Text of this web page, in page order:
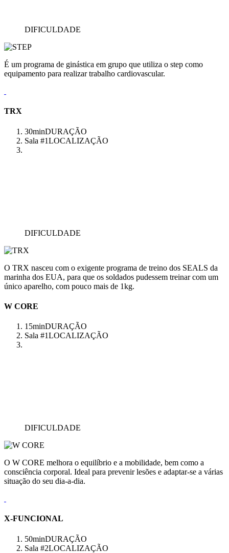
DIFICULDADE
É um programa de ginástica em grupo que utiliza o step como
equipamento para realizar trabalho cardiovascular.
TRX
30minDURAÇÃO
Sala #1LOCALIZAÇÃO
DIFICULDADE
O TRX nasceu com o exigente programa de treino dos SEALS da
marinha dos EUA, para que os soldados pudessem treinar com um
único aparelho, com pouco mais de 1kg.
W CORE
15minDURAÇÃO
Sala #1LOCALIZAÇÃO
DIFICULDADE
O W CORE melhora o equilíbrio e a mobilidade, bem como a
consciência corporal. Ideal para prevenir lesões e adaptar-se a várias
situação do seu dia-a-dia.
X-FUNCIONAL
50minDURAÇÃO
Sala #2LOCALIZAÇÃO